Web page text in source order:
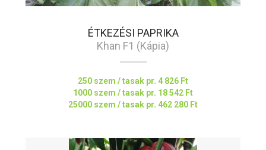
ÉTKEZÉSI PAPRIKA
Khan F1 (Kápia)
250 szem / tasak pr. 4 826 Ft
1000 szem / tasak pr. 18 542 Ft
25000 szem / tasak pr. 462 280 Ft